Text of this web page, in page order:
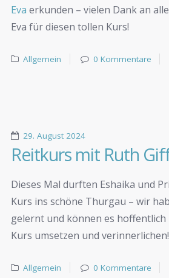
Eva erkunden – vielen Dank an
Eva für diesen tollen Kurs!
Allgemein 0 Kommentare
29. August 2024
Reitkurs mit Ruth
Dieses Mal durften Eshaika und
Kurs ins schöne Thurgau – wir
gelernt und können es hoffentlich
Kurs umsetzen und verinnerlichen!
Allgemein 0 Kommentare